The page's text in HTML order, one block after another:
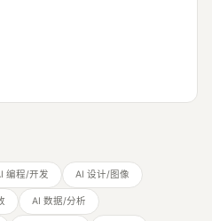
编程/开发 AI 设计/图像
AI 数据/分析